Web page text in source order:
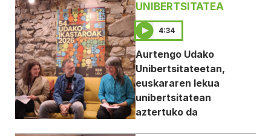
UNIBERTSITATEA
4:34
Aurtengo Udako
Unibertsitateetan,
euskararen lekua
unibertsitatean
aztertuko da